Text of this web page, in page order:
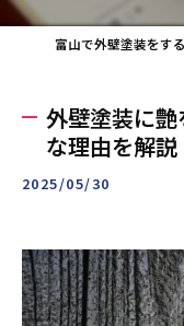
外壁塗装に
な理由を解説
2025/05/30